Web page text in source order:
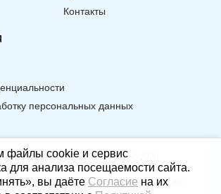
Контакты
персональных данных
клиника «Айболит Плюс»© 2026
Н. А., ОГРНИП: 309502412400026, ИНН:
143422, МО, Красногорский район, пос.
файлы cookie и сервис
для анализа посещаемости сайта.
вы даёте Согласие на их